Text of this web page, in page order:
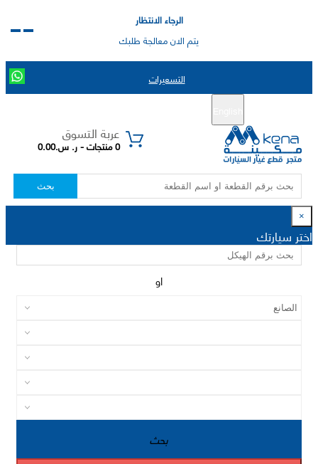
الرجاء الانتظار
يتم الان معالجة طلبك
التسعيرات
عربة التسوق
0 منتجات - ر. س.0.00
بحث
×
اختر سيارتك
او
بحث